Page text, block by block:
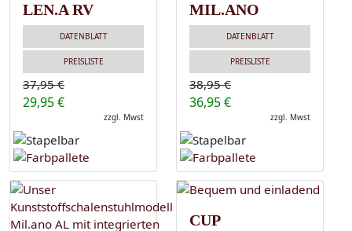
LEN.A RV
DATENBLATT
PREISLISTE
37,95 €
29,95 €
zzgl. Mwst
MIL.ANO
DATENBLATT
PREISLISTE
38,95 €
36,95 €
zzgl. Mwst
CUP